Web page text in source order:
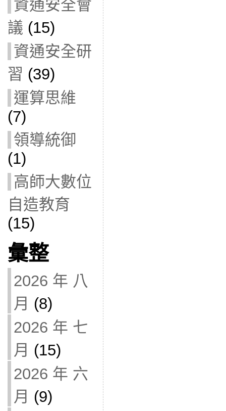
資通安全會
議 (15)
資通安全研
習 (39)
運算思維
(7)
領導統御
(1)
高師大數位
自造教育
(15)
彙整
2026 年 八
月 (8)
2026 年 七
月 (15)
2026 年 六
月 (9)